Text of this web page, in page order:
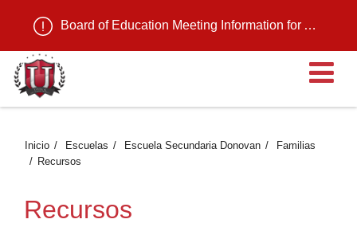
Board of Education Meeting Information for August 11, 2026
Inicio Escuelas Escuela Secundaria Donovan
Familias
Recursos
Recursos